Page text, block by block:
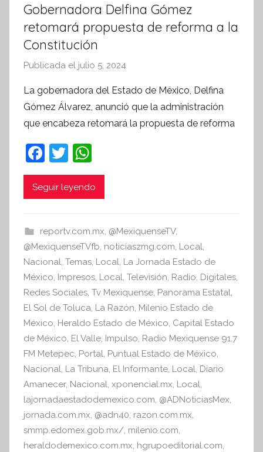
Gobernadora Delfina Gómez
retomará propuesta de reforma a la
Constitución
Publicada el julio 5, 2024
r
S
í
I
n
f
o
r
m
a
t
i
v
a
La gobernadora del Estado de México, Delfina
Gómez Álvarez, anunció que la administración
que encabeza retomará la propuesta de reforma
F
a
c
b
o
o
k
T
w
itt
h
at
A
p
p
Seguir leyendo
reportv.com.mx, @MexiquenseTV,
@MexiquenseTVfb, noticiaszmg.com, Local,
Nacional, Temas, Local, La Jornada Estado de
México, Impresos, Local, Televisión, Radio, Digitales,
Redes Sociales, Tv Mexiquense, Panorama Estatal,
El Sol de Toluca, La Razón, Milenio Estado de
México, Heraldo Estado de México, Capital Estado
de México, El Valle, Impulso, Radio Mexiquense 91.7
FM Metepec, Portal, Puntual Estado de México,
Nacional, La Tribuna, El Informante, Local, Diario
Amanecer, Nacional, xponencial.mx, Local,
lajornadaestadodemexico.com, @ADNoticiasMex,
jornada.com.mx, @adn40, razon.com.mx,
smmp.edomex.gob.mx/, milenio.com,
heraldodemexico.com.mx, hgrupoeditorial.com,